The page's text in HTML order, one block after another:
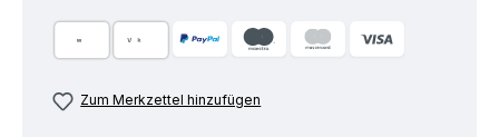
Zum Merkzettel hinzufügen